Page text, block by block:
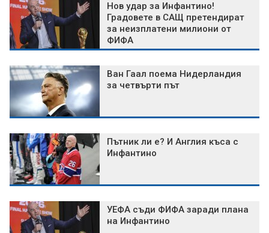
Нов удар за Инфантино!
Градовете в САЩ претендират
за неизплатени милиони от
ФИФА
Ван Гаал поема Нидерландия
за четвърти път
Пътник ли е? И Англия къса с
Инфантино
УЕФА съди ФИФА заради плана
на Инфантино